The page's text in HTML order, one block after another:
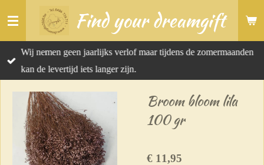
Ga
naar
de
hoofdinhoud
Find your dreamgift
Wij nemen geen jaarlijks verlof maar tijdens de zomermaanden
kan de levertijd iets langer zijn.
Broom bloom lila
100 gr
€ 11,95